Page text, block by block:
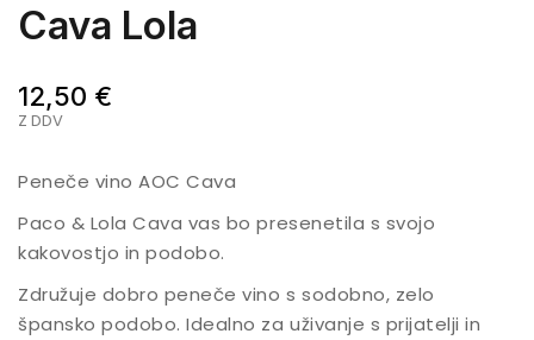
Cava Lola
12,50 €
Z DDV
Peneče vino AOC Cava
Paco & Lola Cava vas bo presenetila s svojo
kakovostjo in podobo.
Združuje dobro peneče vino s sodobno, zelo
špansko podobo. Idealno za uživanje s prijatelji in